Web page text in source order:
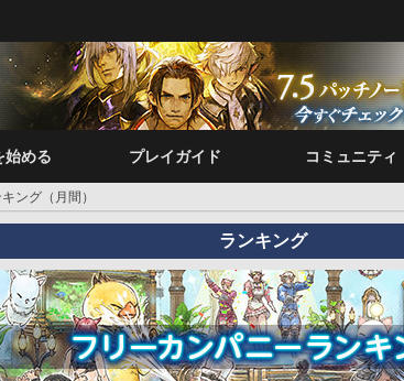
始める プレイガイド コミュニティ
ング（月間）
ランキング